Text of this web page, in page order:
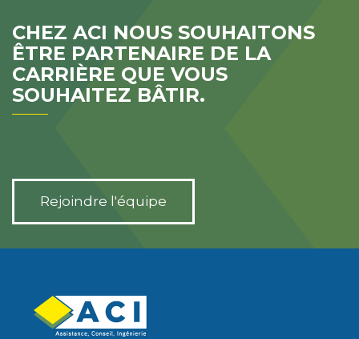
CHEZ ACI NOUS SOUHAITONS
ÊTRE PARTENAIRE DE LA
CARRIÈRE QUE VOUS
SOUHAITEZ BÂTIR.
Rejoindre l'équipe